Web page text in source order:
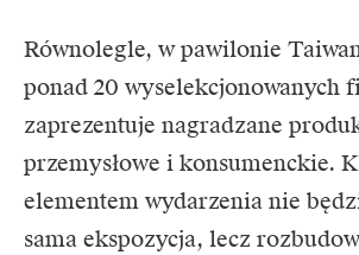
Równolegle, w pawilonie
ponad 20 wyselekcjonowanych
zaprezentuje nagradzane
przemysłowe i konsumenckie.
elementem wydarzenia nie
sama ekspozycja, lecz